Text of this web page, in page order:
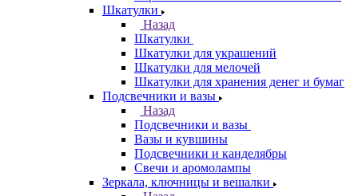
Шкатулки
Назад
Шкатулки
Шкатулки для украшений
Шкатулки для мелочей
Шкатулки для хранения денег и бумаг
Подсвечники и вазы
Назад
Подсвечники и вазы
Вазы и кувшины
Подсвечники и канделябры
Свечи и аромолампы
Зеркала, ключницы и вешалки